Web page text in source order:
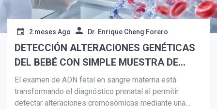
2 meses Ago Dr. Enrique Cheng Forero
DETECCIÓN ALTERACIONES GENÉTICAS
DEL BEBÉ CON SIMPLE MUESTRA DE
SANGRE
El examen de ADN fetal en sangre materna está
transformando el diagnóstico prenatal al permitir
detectar alteraciones cromosómicas mediante una